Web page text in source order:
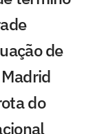
de
do